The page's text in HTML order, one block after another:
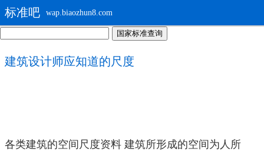
标准吧 wap.biaozhun8.com
建筑设计师应知道的尺度
各类建筑的空间尺度资料 建筑所形成的空间为人所